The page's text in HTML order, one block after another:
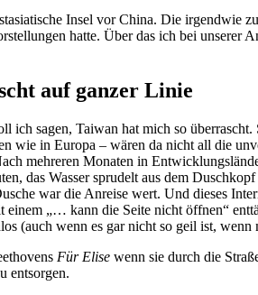
Insel vor China. Die irgendwie
hatte. Über das ich bei unserer
auf ganzer Linie
ich sagen, Taiwan hat mich so
wie in Europa – wären da nicht all die
mehreren Monaten in
das Wasser sprudelt aus dem
war die Anreise wert. Und dieses
einem „… kann die Seite nicht öffnen“
(auch wenn es gar nicht so geil ist,
Für Elise wenn sie durch die
entsorgen.